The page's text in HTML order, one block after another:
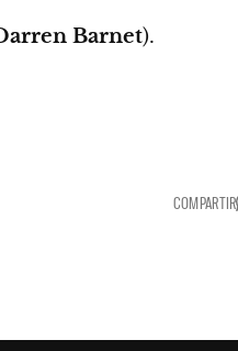
Barnet).
COMPARTIR